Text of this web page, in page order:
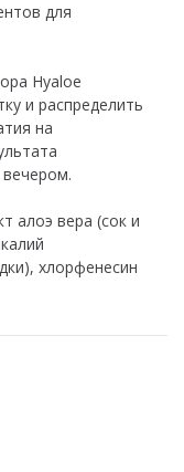
для
Hyaloe
и распределить
на
алоэ вера (сок и
хлорфенесин